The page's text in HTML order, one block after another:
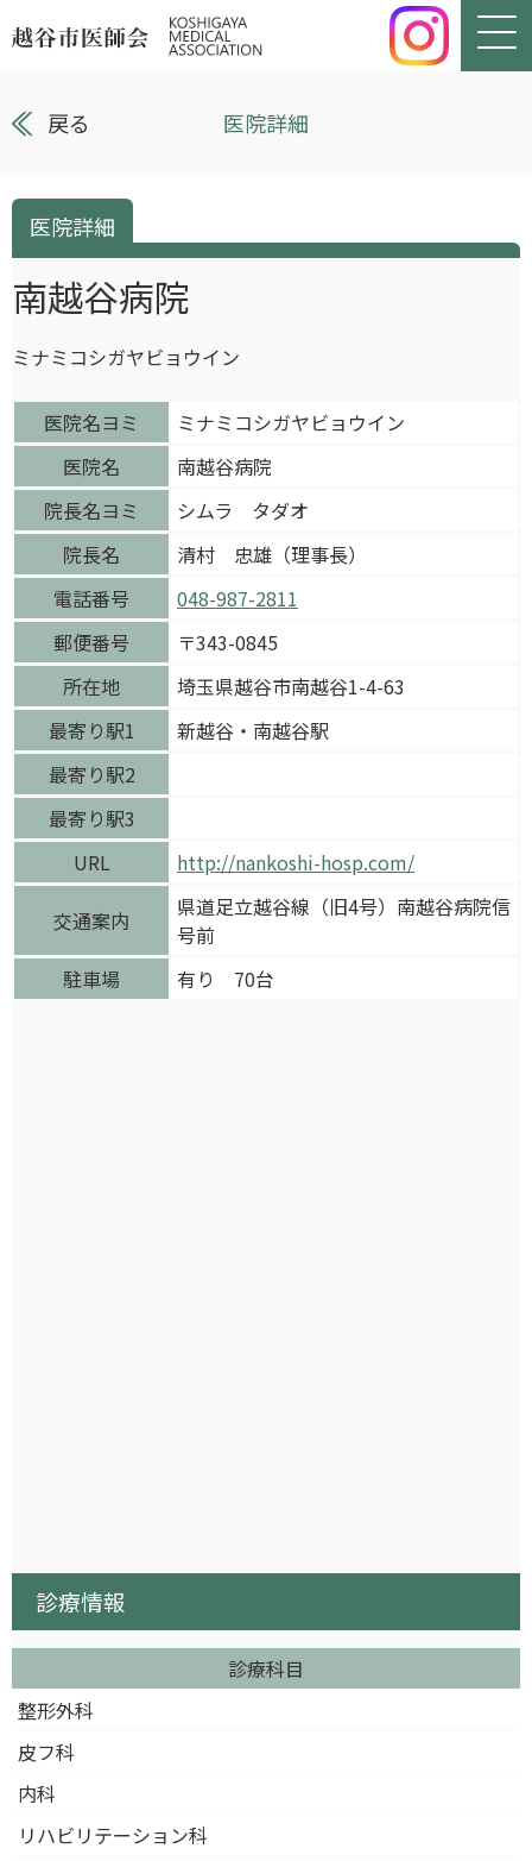
戻る 医院詳細
医院詳細
南越谷病院
ミナミコシガヤビョウイン
医院名ヨミ
ミナミコシガヤビョウイン
医院名
南越谷病院
院長名ヨミ
シムラ タダオ
院長名
清村 忠雄（理事長）
電話番号
048-987-2811
郵便番号
〒343-0845
所在地
埼玉県越谷市南越谷1-4-63
最寄り駅1
新越谷・南越谷駅
最寄り駅2
最寄り駅3
URL
http://nankoshi-hosp.com/
交通案内
県道足立越谷線（旧4号）南越谷病院信
号前
駐車場
有り 70台
診療情報
診療科目
整形外科
皮フ科
内科
リハビリテーション科